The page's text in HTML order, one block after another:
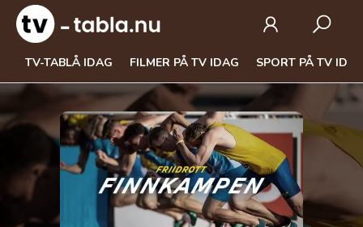
TV-TABLÅ IDAG FILMER PÅ TV IDAG SPORT PÅ TV